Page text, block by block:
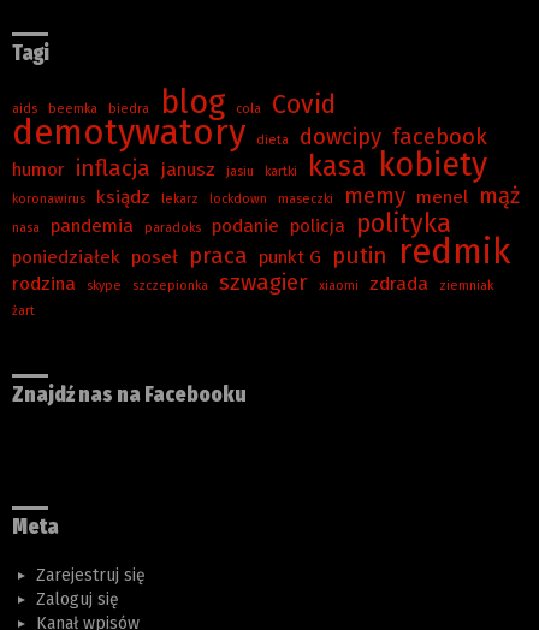
Tagi
aids beemka biedra blog cola Covid
demotywatory dieta dowcipy facebook
humor inflacja janusz jasiu kartki kasa kobiety
koronawirus ksiądz lekarz lockdown maseczki memy menel mąż
nasa pandemia paradoks podanie policja polityka
poniedziałek poseł praca punkt G putin redmik
rodzina skype szczepionka szwagier xiaomi zdrada
ziemniak
żart
Znajdź nas na Facebooku
Meta
Zarejestruj się
Zaloguj się
Kanał wpisów